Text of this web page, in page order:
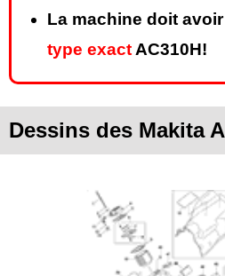
La machine doit
type exact AC310H!
Dessins des Makita